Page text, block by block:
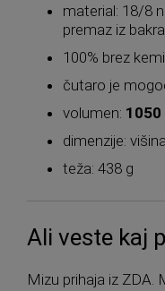
material: 18/8
premaz iz bakra
100% brez
čutaro je
volumen: 1050
dimenzije:
teža: 438 g
Ali veste kaj
Mizu prihaja iz ZDA.